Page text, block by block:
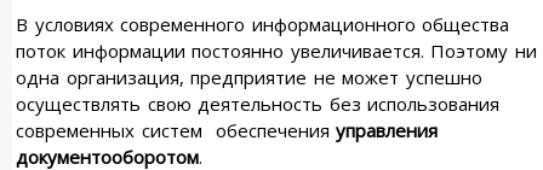
В условиях современного информационного общества
поток информации постоянно увеличивается. Поэтому ни
одна организация, предприятие не может успешно
осуществлять свою деятельность без использования
современных систем обеспечения управления
документооборотом.